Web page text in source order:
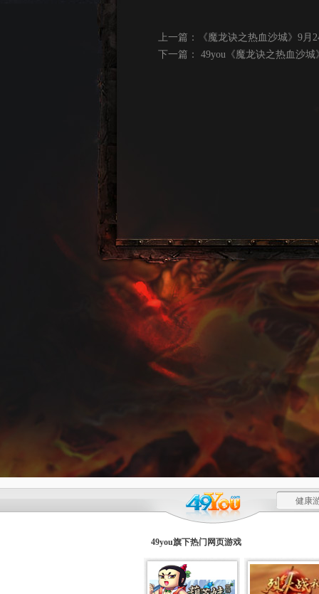
上一篇：
《魔龙诀之热血沙城》9月
下一篇：
49you《魔龙诀之热血沙城
健康
49you旗下热门 网页游戏